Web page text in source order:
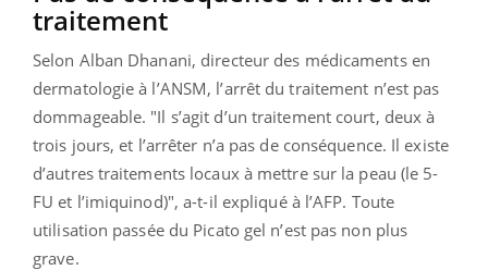
traitement
Selon Alban Dhanani, directeur des médicaments en
dermatologie à l’ANSM, l’arrêt du traitement n’est pas
dommageable. "Il s’agit d’un traitement court, deux à
trois jours, et l’arrêter n’a pas de conséquence. Il existe
d’autres traitements locaux à mettre sur la peau (le 5-
FU et l’imiquinod)", a-t-il expliqué à l’AFP. Toute
utilisation passée du Picato gel n’est pas non plus
grave.